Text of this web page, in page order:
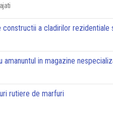
constructii a cladirilor rezidentiale
amanuntul in magazine
rutiere de marfuri